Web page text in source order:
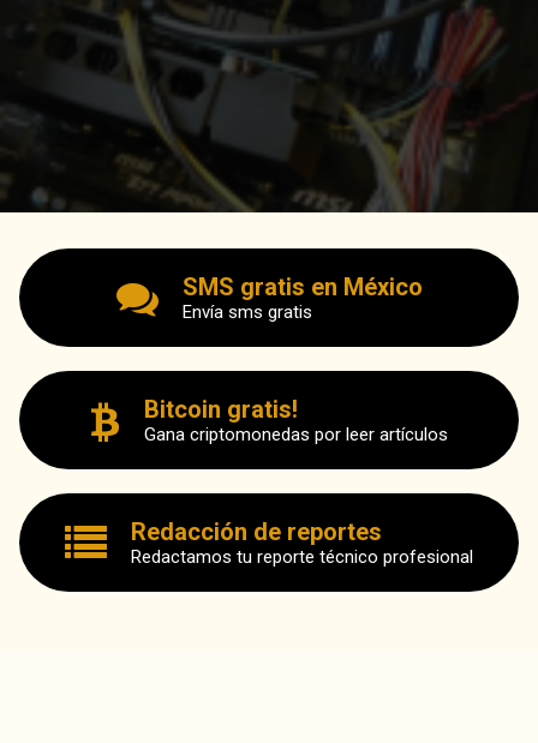
SMS gratis en México
Envía sms gratis
Bitcoin gratis!
Gana criptomonedas por leer artículos
Redacción de reportes
Redactamos tu reporte técnico profesional